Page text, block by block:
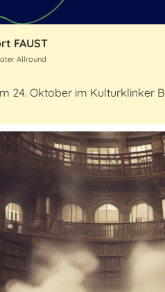
FAUST
Allround
24. Oktober im Kulturklinker